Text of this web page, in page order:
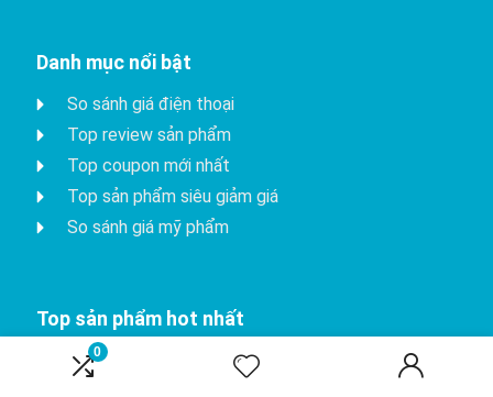
0
Danh mục nổi bật
So sánh giá điện thoại
Top review sản phẩm
Top coupon mới nhất
Top sản phẩm siêu giảm giá
So sánh giá mỹ phẩm
Top sản phẩm hot nhất
iPhone 15 Pro